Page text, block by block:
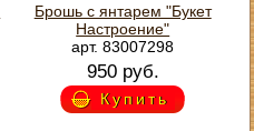
Брошь с янтарем "Букет
Настроение"
арт. 83007298
950 руб.
Купить